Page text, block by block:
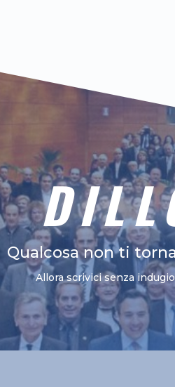
Qualcosa non ti
Allora scrivici senza